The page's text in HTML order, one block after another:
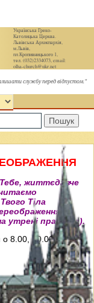
Українська Греко-
Католицька Церква.
Львівська Архиєпархія,
м.Львів,
пл.Кропивницького 1,
тел. (032)2334073, email:
olha-church@ukr.net
службу перед відпустом."
Пошук
життєдавче
Тіла
утрені празника).
о 8.00, 10.00, 12.00 і